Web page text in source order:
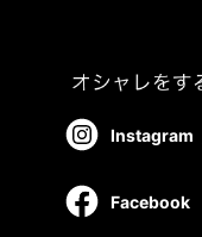
Instagram
Facebook